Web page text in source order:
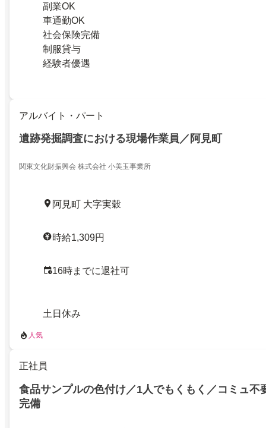
副業OK
車通勤OK
社会保険完備
制服貸与
経験者優遇
アルバイト・パート
遺跡発掘調査における現場作業員／阿見町
関東文化財振興会 株式会社 小美玉事業所
阿見町 大字実穀
時給1,309円
16時までに退社可
土日休み
人気
正社員
食品サンプルの色付け／1人でもくもく／コミュ不
完備